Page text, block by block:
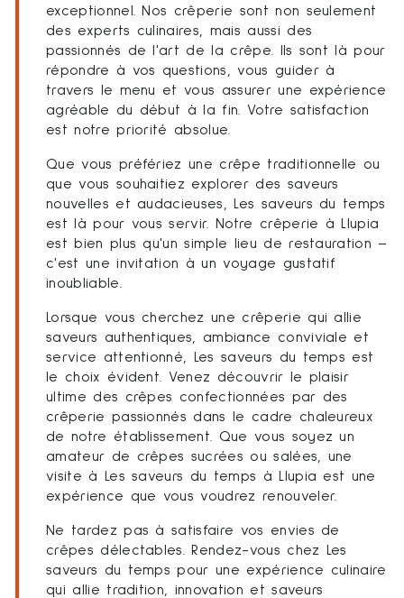
exceptionnel. Nos crêperie sont non seulement
des experts culinaires, mais aussi des
passionnés de l'art de la crêpe. Ils sont là pour
répondre à vos questions, vous guider à
travers le menu et vous assurer une expérience
agréable du début à la fin. Votre satisfaction
est notre priorité absolue.
Que vous préfériez une crêpe traditionnelle ou
que vous souhaitiez explorer des saveurs
nouvelles et audacieuses, Les saveurs du temps
est là pour vous servir. Notre crêperie à Llupia
est bien plus qu'un simple lieu de restauration –
c'est une invitation à un voyage gustatif
inoubliable.
Lorsque vous cherchez une crêperie qui allie
saveurs authentiques, ambiance conviviale et
service attentionné, Les saveurs du temps est
le choix évident. Venez découvrir le plaisir
ultime des crêpes confectionnées par des
crêperie passionnés dans le cadre chaleureux
de notre établissement. Que vous soyez un
amateur de crêpes sucrées ou salées, une
visite à Les saveurs du temps à Llupia est une
expérience que vous voudrez renouveler.
Ne tardez pas à satisfaire vos envies de
crêpes délectables. Rendez-vous chez Les
saveurs du temps pour une expérience culinaire
qui allie tradition, innovation et saveurs